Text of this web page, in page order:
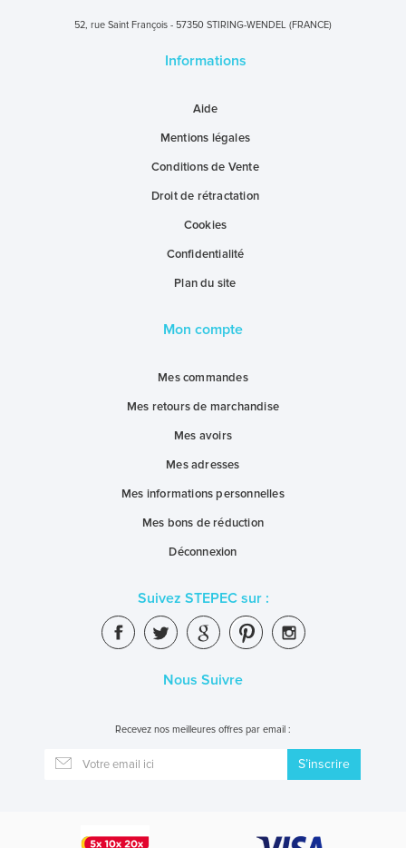
52, rue Saint François - 57350 STIRING-WENDEL (FRANCE)
Informations
Aide
Mentions légales
Conditions de Vente
Droit de rétractation
Cookies
Confidentialité
Plan du site
Mon compte
Mes commandes
Mes retours de marchandise
Mes avoirs
Mes adresses
Mes informations personnelles
Mes bons de réduction
Déconnexion
Suivez STEPEC sur :
Nous Suivre
Recevez nos meilleures offres par email :
S’inscrire